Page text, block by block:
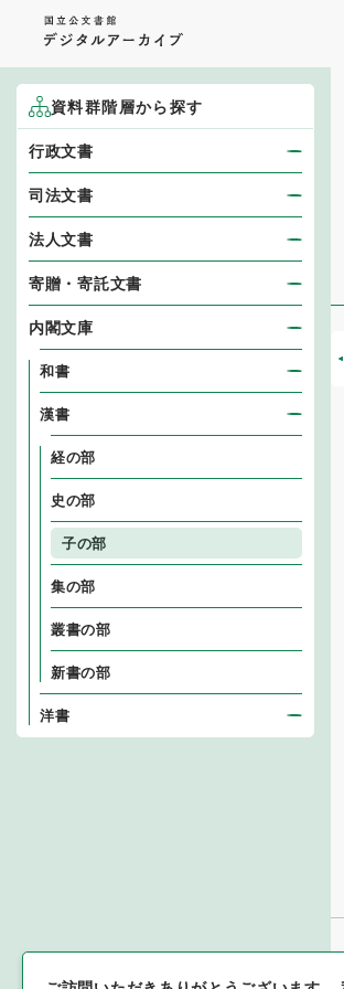
資料群階層から探す
行政文書
司法文書
法人文書
寄贈・寄託文書
内閣文庫
和書
漢書
経の部
史の部
子の部
集の部
叢書の部
新書の部
洋書